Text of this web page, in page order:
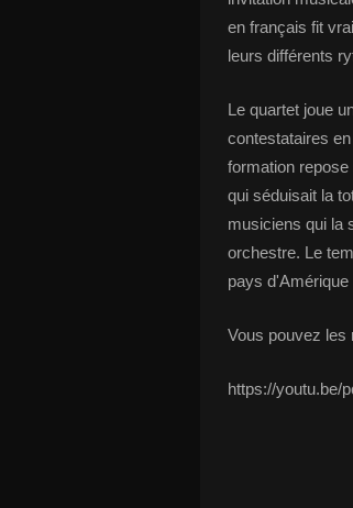
en français fit
leurs différents
Le quartet joue
contestataires
formation
qui séduisait la
musiciens qui la
orchestre. Le
pays d'Amérique
Vous pouvez les
https://youtu.be/